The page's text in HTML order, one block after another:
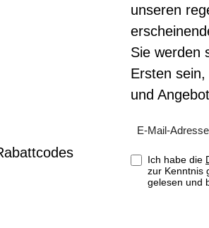
unseren
Sie werden
Ersten
und
Mail-
Ich habe die
zur Kenntnis
gelesen und